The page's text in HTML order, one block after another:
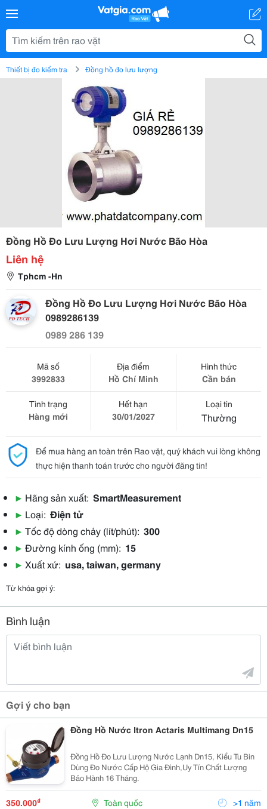
Thiết bị đo kiểm tra Đồng hồ đo lưu lượng
Đồng Hồ Đo Lưu Lượng Hơi Nước Bão Hòa
Liên hệ
Tphcm -Hn
Đồng Hồ Đo Lưu Lượng Hơi Nước Bão Hòa
0989286139
0989 286 139
Mã số
3992833
Địa điểm
Hồ Chí Minh
Hình thức
Cần bán
Tình trạng
Hàng mới
Hết hạn
30/01/2027
Loại tin
Thường
Để mua hàng an toàn trên Rao vặt, quý khách vui lòng không
thực hiện thanh toán trước cho người đăng tin!
▶ Hãng sản xuất: SmartMeasurement
▶ Loại: Điện tử
▶ Tốc độ dòng chảy (lít/phút): 300
▶ Đường kính ống (mm): 15
▶ Xuất xứ: usa, taiwan, germany
Từ khóa gợi ý:
Bình luận
Gợi ý cho bạn
Đồng Hồ Nước Itron Actaris Multimang Dn15
Đồng Hồ Đo Lưu Lượng Nước Lạnh Dn15, Kiểu Tu Bin
Dùng Đo Nước Cấp Hộ Gia Đình,Uy Tín Chất Lượng
Bảo Hành 16 Tháng.
350.000₫ Toàn quốc >1 năm